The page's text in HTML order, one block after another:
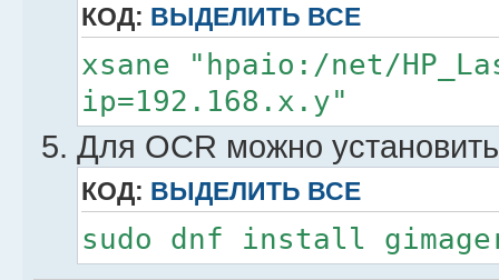
КОД: ВЫДЕЛИТЬ ВСЕ
xsane "hpaio:/net/
ip=192.168.x.y"
Для OCR можно
КОД: ВЫДЕЛИТЬ ВСЕ
sudo dnf install